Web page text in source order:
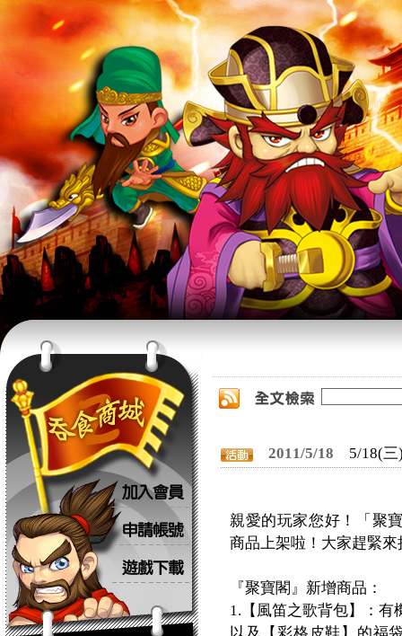
2011/5/18 5/18(
親愛的玩家您好！「聚
商品上架啦！大家趕緊
『聚寶閣』新增商品：
1.【風笛之歌背包】：